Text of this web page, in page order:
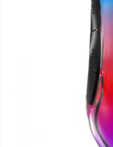
Smartphone IPhone